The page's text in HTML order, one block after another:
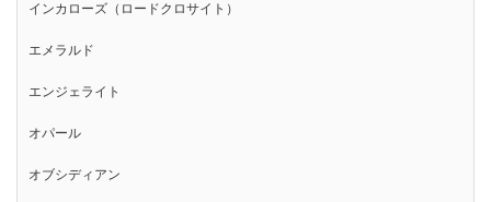
インカローズ（ロードクロサイト）
エメラルド
エンジェライト
オパール
オブシディアン